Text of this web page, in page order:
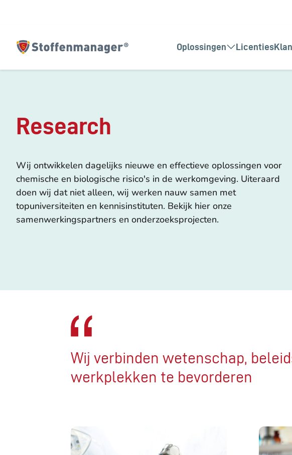
Homepagina Oplossingen Licenties
Research
Wij ontwikkelen dagelijks nieuwe en effectieve oplossingen voor
chemische en biologische risico's in de werkomgeving. Uiteraard
doen wij dat niet alleen, wij werken nauw samen met
topuniversiteiten en kennisinstituten. Bekijk hier onze
samenwerkingspartners en onderzoeksprojecten.
Wij verbinden wetenschap,
werkplekken te bevorderen